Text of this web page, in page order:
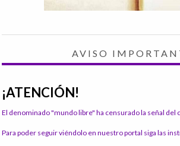
AVISO
¡ATENCIÓN!
El denominado "mundo libre" ha censurado la señal del
Para poder seguir viéndolo en nuestro portal siga las